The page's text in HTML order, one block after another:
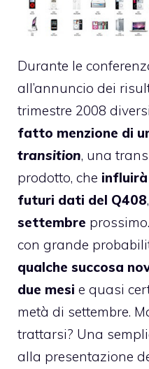
Durante le
all’annuncio dei
trimestre 2008
fatto menzione di
transition, una
prodotto, che influirà
futuri dati del Q408
settembre
con grande
qualche succosa
due mesi e quasi
metà di settembre.
trattarsi? Una
alla presentazione